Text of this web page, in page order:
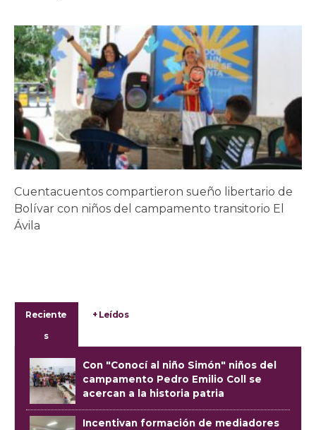
Cuentacuentos compartieron sueño libertario de
Bolívar con niños del campamento transitorio El
Ávila
Reciente
s
+ Leídos
Con "Conocí al niño Simón" niños del
campamento Pedro Emilio Coll se
acercan a la historia patria
Incentivan formación de mediadores